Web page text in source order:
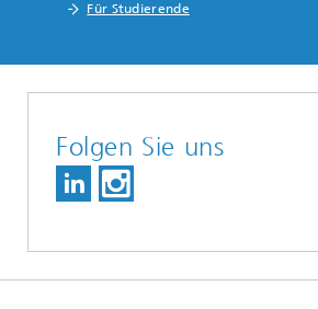
Für Studierende
Folgen Sie uns